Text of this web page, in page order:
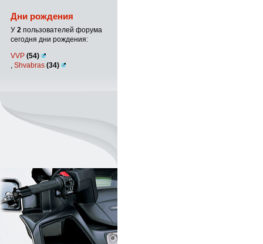
Дни рождения
У 2 пользователей форума
сегодня дни рождения:
VVP (54)
Shvabras (34)